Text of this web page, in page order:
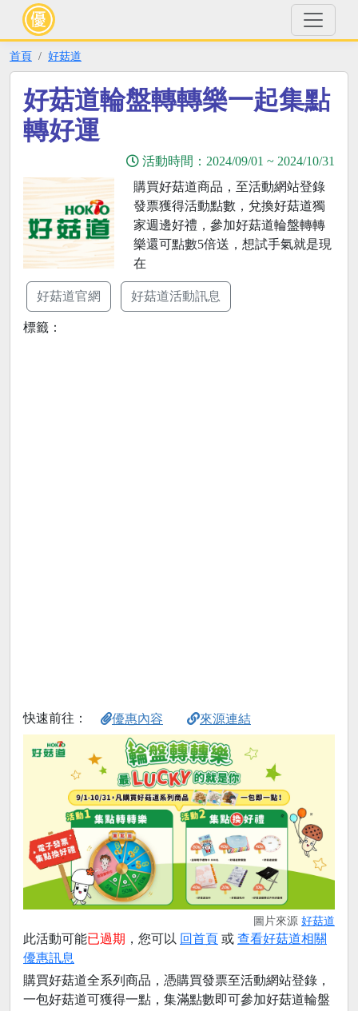
首頁 好菇道
好菇道輪盤轉轉樂一起集點
轉好運
活動時間： 2024/09/01 ~ 2024/10/31
購買好菇道商品，至活動網站登錄
發票獲得活動點數，兌換好菇道獨
家週邊好禮，參加好菇道輪盤轉轉
樂還可點數5倍送，想試手氣就是現
在
好菇道官網 好菇道活動訊息
標籤：
快速前往： 優惠內容 來源連結
圖片來源 好菇道
此活動可能已過期 ，您可以 回首頁 或 查看好菇道相關
優惠訊息
購買好菇道全系列商品，憑購買發票至活動網站登錄，
一包好菇道可獲得一點，集滿點數即可參加好菇道輪盤